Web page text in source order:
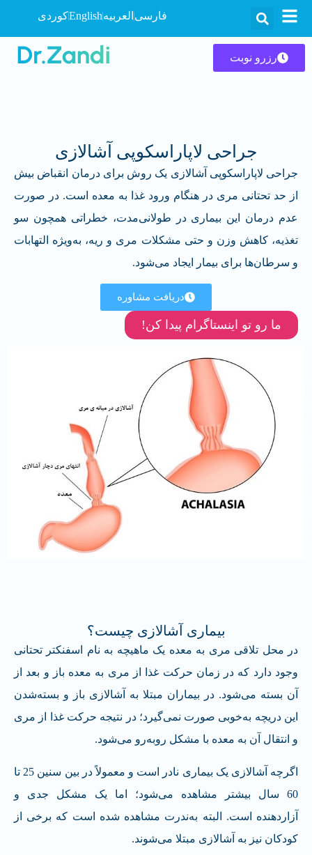
فارسی العربیهEnglishکوردی
رزرو نوبت
جراحی لاپاراسکوپی آشالازی
جراحی لاپاراسکوپی آشالازی یک روش برای درمان انقباض بیش
از حد تحتانی مری در هنگام ورود غذا به معده است. در صورت
عدم درمان این بیماری در طولانی‌مدت، خطراتی همچون سو
تغذیه، کاهش وزن و حتی مشکلات مری و ریه، به‌ویژه التهابات
و سرطان‌ها برای بیمار ایجاد می‌شود.
دریافت مشاوره
ما رو تو اینستاگرام پیدا کن!
بیماری آشالازی چیست؟
در محل تلاقی مری به معده یک ماهیچه به نام اسفنکتر تحتانی
وجود دارد که در زمان حرکت غذا از مری به معده باز و بعد از
آن بسته می‌شود. در بیماران مبتلا به آشالازی باز و بسته‌شدن
این دریچه به‌خوبی صورت نمی‌گیرد؛ در نتیجه حرکت غذا از مری
و انتقال آن به معده با مشکل روبه‌رو می‌شود.
اگرچه آشالازی یک بیماری نادر است و معمولاً در بین سنین 25 تا
60 سال بیشتر مشاهده می‌شود؛ اما یک مشکل جدی و
آزاردهنده است. البته به‌ندرت مشاهده شده است که برخی از
کودکان نیز به آشالازی مبتلا می‌شوند.